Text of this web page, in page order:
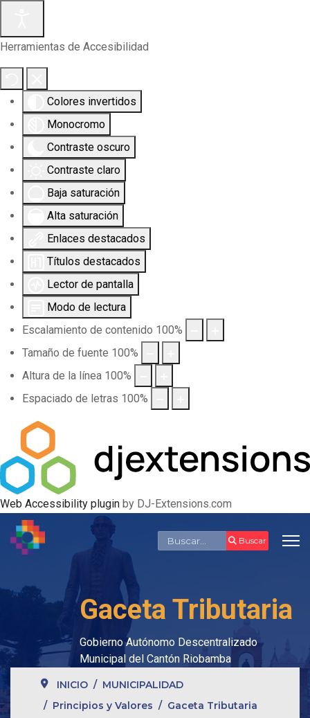
Herramientas de Accesibilidad
Colores invertidos
Monocromo
Contraste oscuro
Contraste claro
Baja saturación
Alta saturación
Enlaces destacados
Títulos destacados
Lector de pantalla
Modo de lectura
Escalamiento de contenido 100%
Tamaño de fuente 100%
Altura de la línea 100%
Espaciado de letras 100%
Web Accessibility plugin by DJ-Extensions.com
Buscar Buscar
Gaceta Tributaria
Gobierno Autónomo Descentralizado
Municipal del Cantón Riobamba
INICIO
MUNICIPALIDAD
Principios y Valores
Gaceta Tributaria